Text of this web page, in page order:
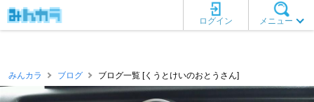
メニュー
ログイン
みんカラ ブログ ブログ一覧 [くうとけいのおとうさん]